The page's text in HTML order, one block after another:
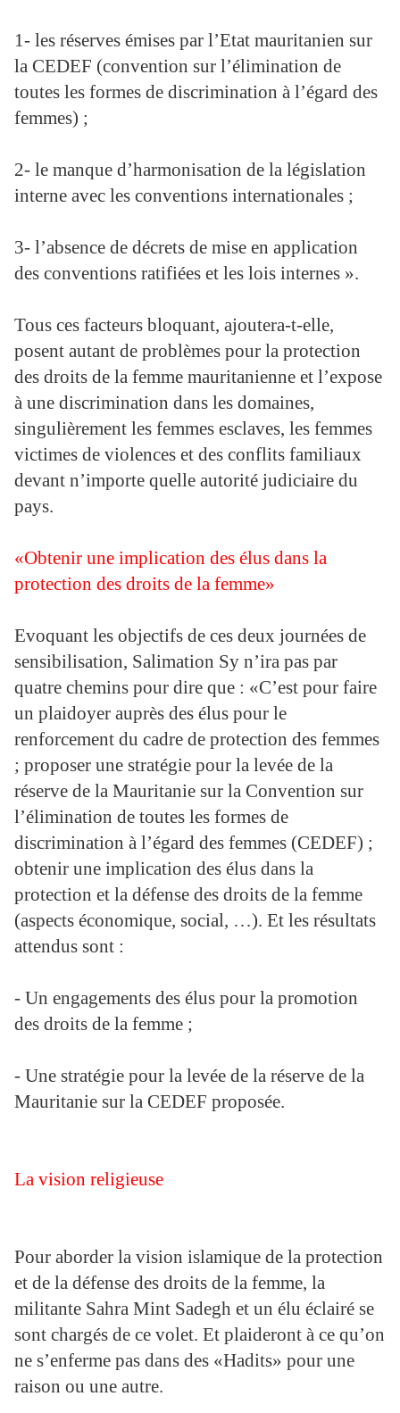
1- les réserves émises par l’Etat mauritanien sur
la CEDEF (convention sur l’élimination de
toutes les formes de discrimination à l’égard des
femmes) ;
2- le manque d’harmonisation de la législation
interne avec les conventions internationales ;
3- l’absence de décrets de mise en application
des conventions ratifiées et les lois internes ».
Tous ces facteurs bloquant, ajoutera-t-elle,
posent autant de problèmes pour la protection
des droits de la femme mauritanienne et l’expose
à une discrimination dans les domaines,
singulièrement les femmes esclaves, les femmes
victimes de violences et des conflits familiaux
devant n’importe quelle autorité judiciaire du
pays.
«Obtenir une implication des élus dans la
protection des droits de la femme»
Evoquant les objectifs de ces deux journées de
sensibilisation, Salimation Sy n’ira pas par
quatre chemins pour dire que : «C’est pour faire
un plaidoyer auprès des élus pour le
renforcement du cadre de protection des femmes
; proposer une stratégie pour la levée de la
réserve de la Mauritanie sur la Convention sur
l’élimination de toutes les formes de
discrimination à l’égard des femmes (CEDEF) ;
obtenir une implication des élus dans la
protection et la défense des droits de la femme
(aspects économique, social, …). Et les résultats
attendus sont :
- Un engagements des élus pour la promotion
des droits de la femme ;
- Une stratégie pour la levée de la réserve de la
Mauritanie sur la CEDEF proposée.
La vision religieuse
Pour aborder la vision islamique de la protection
et de la défense des droits de la femme, la
militante Sahra Mint Sadegh et un élu éclairé se
sont chargés de ce volet. Et plaideront à ce qu’on
ne s’enferme pas dans des «Hadits» pour une
raison ou une autre.